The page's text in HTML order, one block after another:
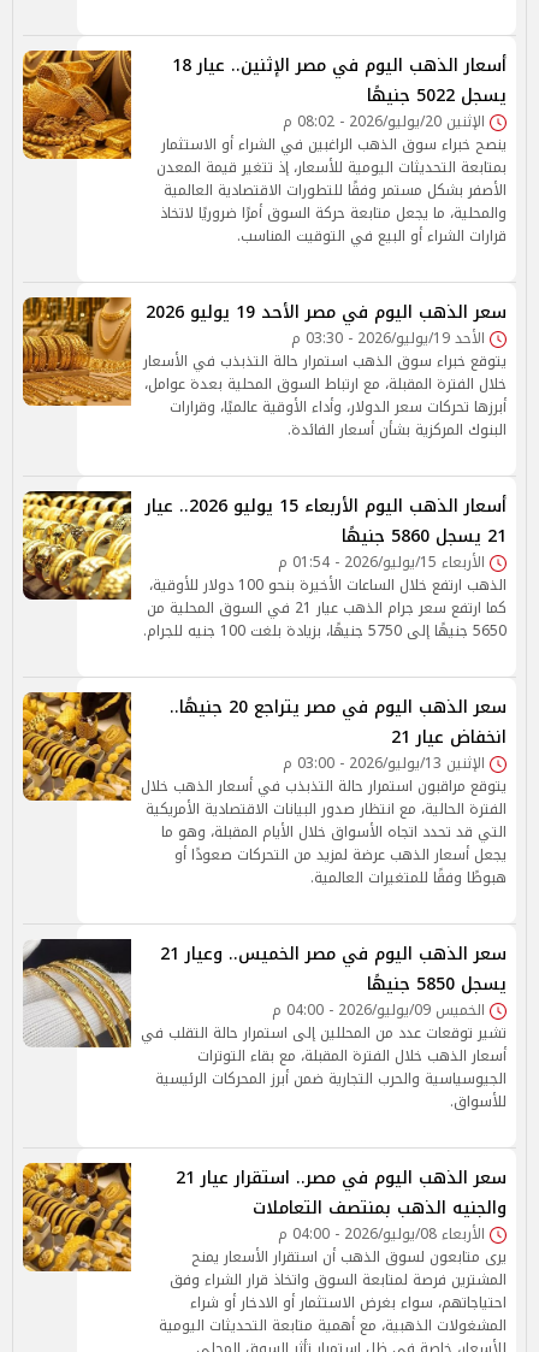
أسعار الذهب اليوم في مصر الإثنين.. عيار 18
يسجل 5022 جنيهًا
الإثنين 20/يوليو/2026 - 08:02 م
ينصح خبراء سوق الذهب الراغبين في الشراء أو الاستثمار
بمتابعة التحديثات اليومية للأسعار، إذ تتغير قيمة المعدن
الأصفر بشكل مستمر وفقًا للتطورات الاقتصادية العالمية
والمحلية، ما يجعل متابعة حركة السوق أمرًا ضروريًا لاتخاذ
قرارات الشراء أو البيع في التوقيت المناسب.
سعر الذهب اليوم في مصر الأحد 19 يوليو 2026
الأحد 19/يوليو/2026 - 03:30 م
يتوقع خبراء سوق الذهب استمرار حالة التذبذب في الأسعار
خلال الفترة المقبلة، مع ارتباط السوق المحلية بعدة عوامل،
أبرزها تحركات سعر الدولار، وأداء الأوقية عالميًا، وقرارات
البنوك المركزية بشأن أسعار الفائدة.
أسعار الذهب اليوم الأربعاء 15 يوليو 2026.. عيار
21 يسجل 5860 جنيهًا
الأربعاء 15/يوليو/2026 - 01:54 م
الذهب ارتفع خلال الساعات الأخيرة بنحو 100 دولار للأوقية،
كما ارتفع سعر جرام الذهب عيار 21 في السوق المحلية من
5650 جنيهًا إلى 5750 جنيهًا، بزيادة بلغت 100 جنيه للجرام.
سعر الذهب اليوم في مصر يتراجع 20 جنيهًا..
انخفاض عيار 21
الإثنين 13/يوليو/2026 - 03:00 م
يتوقع مراقبون استمرار حالة التذبذب في أسعار الذهب خلال
الفترة الحالية، مع انتظار صدور البيانات الاقتصادية الأمريكية
التي قد تحدد اتجاه الأسواق خلال الأيام المقبلة، وهو ما
يجعل أسعار الذهب عرضة لمزيد من التحركات صعودًا أو
هبوطًا وفقًا للمتغيرات العالمية.
سعر الذهب اليوم في مصر الخميس.. وعيار 21
يسجل 5850 جنيهًا
الخميس 09/يوليو/2026 - 04:00 م
تشير توقعات عدد من المحللين إلى استمرار حالة التقلب في
أسعار الذهب خلال الفترة المقبلة، مع بقاء التوترات
الجيوسياسية والحرب التجارية ضمن أبرز المحركات الرئيسية
للأسواق.
سعر الذهب اليوم في مصر.. استقرار عيار 21
والجنيه الذهب بمنتصف التعاملات
الأربعاء 08/يوليو/2026 - 04:00 م
يرى متابعون لسوق الذهب أن استقرار الأسعار يمنح
المشترين فرصة لمتابعة السوق واتخاذ قرار الشراء وفق
احتياجاتهم، سواء بغرض الاستثمار أو الادخار أو شراء
المشغولات الذهبية، مع أهمية متابعة التحديثات اليومية